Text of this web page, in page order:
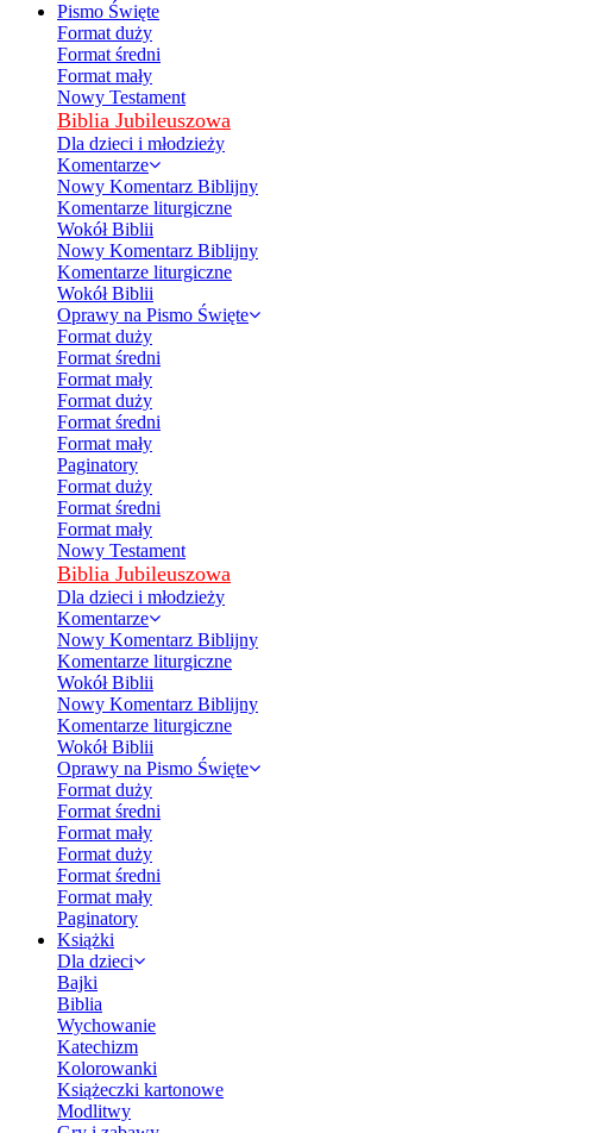
Pismo Święte
Format duży
Format średni
Format mały
Nowy Testament
Biblia Jubileuszowa
Dla dzieci i młodzieży
Komentarze
Nowy Komentarz Biblijny
Komentarze liturgiczne
Wokół Biblii
Nowy Komentarz Biblijny
Komentarze liturgiczne
Wokół Biblii
Oprawy na Pismo Święte
Format duży
Format średni
Format mały
Format duży
Format średni
Format mały
Paginatory
Format duży
Format średni
Format mały
Nowy Testament
Biblia Jubileuszowa
Dla dzieci i młodzieży
Komentarze
Nowy Komentarz Biblijny
Komentarze liturgiczne
Wokół Biblii
Nowy Komentarz Biblijny
Komentarze liturgiczne
Wokół Biblii
Oprawy na Pismo Święte
Format duży
Format średni
Format mały
Format duży
Format średni
Format mały
Paginatory
Książki
Dla dzieci
Bajki
Biblia
Wychowanie
Katechizm
Kolorowanki
Książeczki kartonowe
Modlitwy